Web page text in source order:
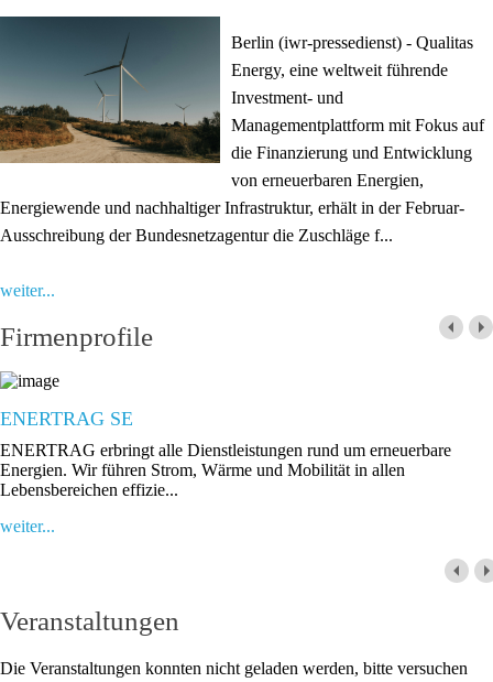
Berlin (iwr-pressedienst) - Qualitas
Energy, eine weltweit führende
Investment- und
Managementplattform mit Fokus auf
die Finanzierung und Entwicklung
von erneuerbaren Energien,
Energiewende und nachhaltiger Infrastruktur, erhält in der Februar-
Ausschreibung der Bundesnetzagentur die Zuschläge f...
weiter...
Firmenprofile
ENERTRAG SE
ENERTRAG erbringt alle Dienstleistungen rund um erneuerbare
Energien. Wir führen Strom, Wärme und Mobilität in allen
Lebensbereichen effizie...
weiter...
Veranstaltungen
Die Veranstaltungen konnten nicht geladen werden, bitte versuchen